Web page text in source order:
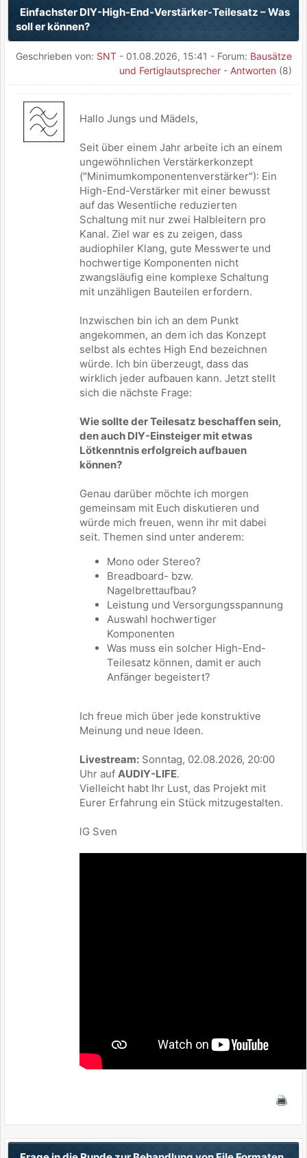
Einfachster DIY-High-End-Verstärker-Teilesatz – Was
soll er können?
Geschrieben von: SNT - 01.08.2026, 15:41 - Forum: Bausätze
und Fertiglautsprecher - Antworten (8)
Hallo Jungs und Mädels,
Seit über einem Jahr arbeite ich an einem
ungewöhnlichen Verstärkerkonzept
("Minimumkomponentenverstärker"): Ein
High-End-Verstärker mit einer bewusst
auf das Wesentliche reduzierten
Schaltung mit nur zwei Halbleitern pro
Kanal. Ziel war es zu zeigen, dass
audiophiler Klang, gute Messwerte und
hochwertige Komponenten nicht
zwangsläufig eine komplexe Schaltung
mit unzähligen Bauteilen erfordern.
Inzwischen bin ich an dem Punkt
angekommen, an dem ich das Konzept
selbst als echtes High End bezeichnen
würde. Ich bin überzeugt, dass das
wirklich jeder aufbauen kann. Jetzt stellt
sich die nächste Frage:
Wie sollte der Teilesatz beschaffen sein,
den auch DIY-Einsteiger mit etwas
Lötkenntnis erfolgreich aufbauen
können?
Genau darüber möchte ich morgen
gemeinsam mit Euch diskutieren und
würde mich freuen, wenn ihr mit dabei
seit. Themen sind unter anderem:
Mono oder Stereo?
Breadboard- bzw.
Nagelbrettaufbau?
Leistung und Versorgungsspannung
Auswahl hochwertiger
Komponenten
Was muss ein solcher High-End-
Teilesatz können, damit er auch
Anfänger begeistert?
Ich freue mich über jede konstruktive
Meinung und neue Ideen.
Livestream: Sonntag, 02.08.2026, 20:00
Uhr auf AUDIY-LIFE.
Vielleicht habt Ihr Lust, das Projekt mit
Eurer Erfahrung ein Stück mitzugestalten.
lG Sven